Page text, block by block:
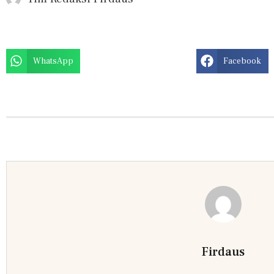
WhatsApp Facebook
Firdaus